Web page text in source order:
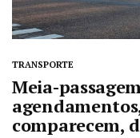
TRANSPORTE
Meia-
comparecem,